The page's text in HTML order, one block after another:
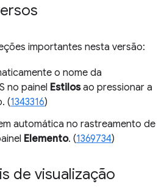
importantes nesta versão:
o nome da
no painel Estilosao pressionar a
(1343316)
automática no rastreamento de
Elemento. (1369734)
de visualização